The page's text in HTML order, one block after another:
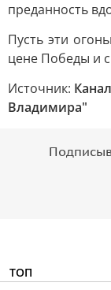
преданность
Пусть эти
цене Победы и
Источник:
Владимира"
ТОП